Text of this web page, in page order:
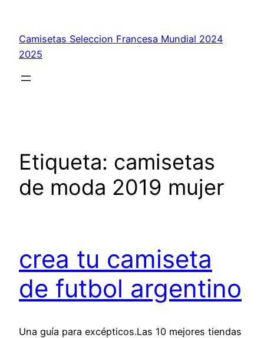
contenido
Camisetas Seleccion Francesa Mundial 2024
2025
Etiqueta: camisetas
de moda 2019 mujer
crea tu camiseta
de futbol argentino
Una guía para excépticos.Las 10 mejores tiendas